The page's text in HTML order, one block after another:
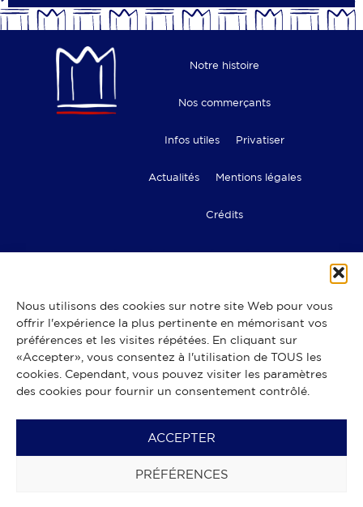
Nous utilisons des cookies sur notre site Web pour vous
offrir l'expérience la plus pertinente en mémorisant vos
préférences et les visites répétées. En cliquant sur
«Accepter», vous consentez à l'utilisation de TOUS les
cookies. Cependant, vous pouvez visiter les paramètres
des cookies pour fournir un consentement contrôlé.
ACCEPTER
PRÉFÉRENCES
Notre histoire
Nos commerçants
Infos utiles Privatiser
Actualités Mentions légales
Crédits
Les commerces des Halles de
Lyon Paul Bocuse
Bouchers – Rôtisserie
Boulangers – pâtissiers – chocolatiers
Cafés, bars & restaurants
Ecaillers
Epiceries fines
Spécialités italiennes